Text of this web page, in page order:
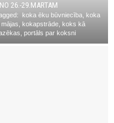
26.-29.MARTAM
koka ēku būvniecība
koka
mājas kokapstrāde
koks kā
portāls par koksni